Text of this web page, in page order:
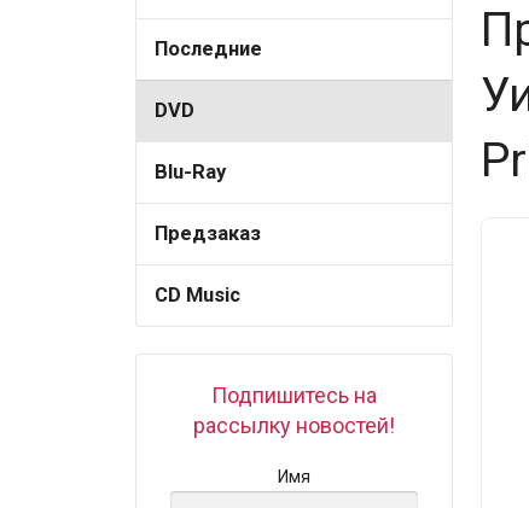
Последние
DVD
Blu-Ray
Предзаказ
CD Music
Подпишитесь на
рассылку новостей!
Имя